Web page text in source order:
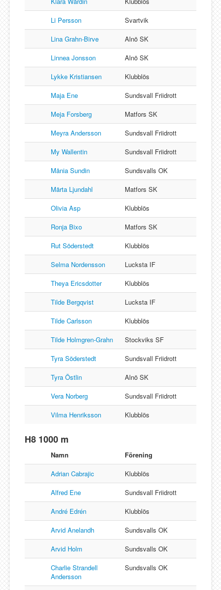
Li Persson
Svartvik
Lina Grahn-Birve
Alnö SK
Linnea Jonsson
Alnö SK
Lykke Kristiansen
Klubblös
Maja Ene
Sundsvall Friidrott
Meja Forsberg
Matfors SK
Meyra Andersson
Sundsvall Friidrott
My Wallentin
Sundsvall Friidrott
Månia Sundin
Sundsvalls OK
Märta Ljundahl
Matfors SK
Olivia Asp
Klubblös
Ronja Bixo
Matfors SK
Rut Söderstedt
Klubblös
Selma Nordensson
Lucksta IF
Theya Ericsdotter
Klubblös
Tilde Bergqvist
Lucksta IF
Tilde Carlsson
Klubblös
Tilde Holmgren-Grahn
Stockviks SF
Tyra Söderstedt
Sundsvall Friidrott
Tyra Östlin
Alnö SK
Vera Norberg
Sundsvall Friidrott
Vilma Henriksson
Klubblös
H8 1000 m
Namn
Förening
Adrian Cabrajic
Klubblös
Alfred Ene
Sundsvall Friidrott
André Edrén
Klubblös
Arvid Anelandh
Sundsvalls OK
Arvid Holm
Sundsvalls OK
Charlie Strandell
Andersson
Sundsvalls OK